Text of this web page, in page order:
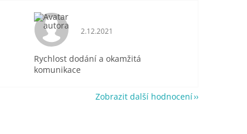
z 5 hvězdiček. Hodnocení obchodu je 5 z 5 hvězdiček.
2.12.2021
Rychlost dodání a okamžitá
komunikace
Zobrazit další hodnocení